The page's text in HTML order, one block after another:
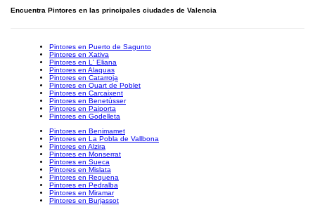
Encuentra Pintores en las principales ciudades de Valencia
Pintores en Puerto de Sagunto
Pintores en Xativa
Pintores en L' Eliana
Pintores en Alaquas
Pintores en Catarroja
Pintores en Quart de Poblet
Pintores en Carcaixent
Pintores en Benetússer
Pintores en Paiporta
Pintores en Godelleta
Pintores en Benimamet
Pintores en La Pobla de Vallbona
Pintores en Alzira
Pintores en Monserrat
Pintores en Sueca
Pintores en Mislata
Pintores en Requena
Pintores en Pedralba
Pintores en Miramar
Pintores en Burjassot